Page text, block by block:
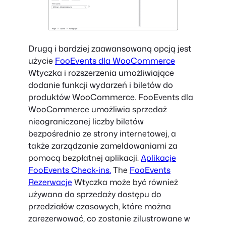
Drugą i bardziej zaawansowaną opcją jest
użycie FooEvents dla WooCommerce
Wtyczka i rozszerzenia umożliwiające
dodanie funkcji wydarzeń i biletów do
produktów WooCommerce. FooEvents dla
WooCommerce umożliwia sprzedaż
nieograniczonej liczby biletów
bezpośrednio ze strony internetowej, a
także zarządzanie zameldowaniami za
pomocą bezpłatnej aplikacji.Aplikacje
FooEvents Check-ins.The FooEvents
Rezerwacje Wtyczka może być również
używana do sprzedaży dostępu do
przedziałów czasowych, które można
zarezerwować, co zostanie zilustrowane w